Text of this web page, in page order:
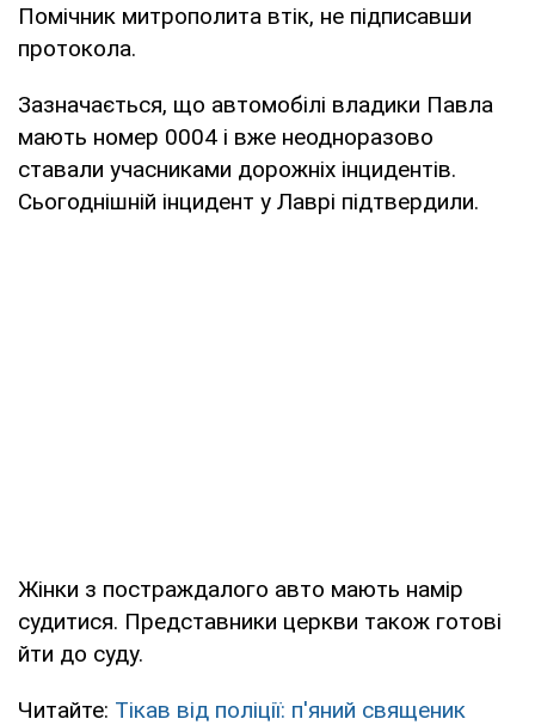
Помічник митрополита втік, не підписавши
протокола.
Зазначається, що автомобілі владики Павла
мають номер 0004 і вже неодноразово
ставали учасниками дорожніх інцидентів.
Сьогоднішній інцидент у Лаврі підтвердили.
Жінки з постраждалого авто мають намір
судитися. Представники церкви також готові
йти до суду.
Читайте: Тікав від поліції: п'яний священик